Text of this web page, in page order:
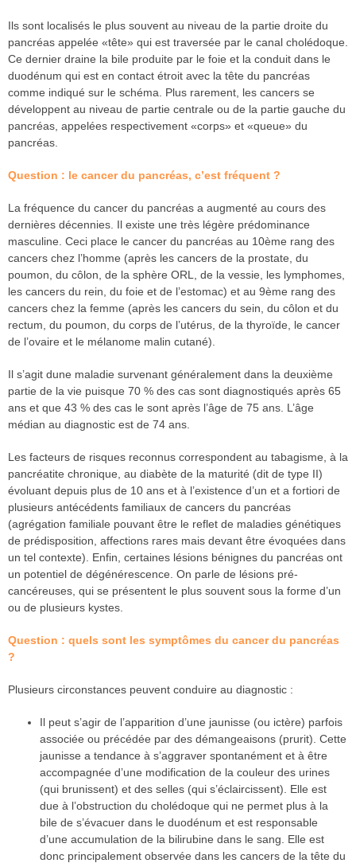
Ils sont localisés le plus souvent au niveau de la partie droite du
pancréas appelée «tête» qui est traversée par le canal cholédoque.
Ce dernier draine la bile produite par le foie et la conduit dans le
duodénum qui est en contact étroit avec la tête du pancréas
comme indiqué sur le schéma. Plus rarement, les cancers se
développent au niveau de partie centrale ou de la partie gauche du
pancréas, appelées respectivement «corps» et «queue» du
pancréas.
Question : le cancer du pancréas, c’est fréquent ?
La fréquence du cancer du pancréas a augmenté au cours des
dernières décennies. Il existe une très légère prédominance
masculine. Ceci place le cancer du pancréas au 10ème rang des
cancers chez l’homme (après les cancers de la prostate, du
poumon, du côlon, de la sphère ORL, de la vessie, les lymphomes,
les cancers du rein, du foie et de l’estomac) et au 9ème rang des
cancers chez la femme (après les cancers du sein, du côlon et du
rectum, du poumon, du corps de l’utérus, de la thyroïde, le cancer
de l’ovaire et le mélanome malin cutané).
Il s’agit dune maladie survenant généralement dans la deuxième
partie de la vie puisque 70 % des cas sont diagnostiqués après 65
ans et que 43 % des cas le sont après l’âge de 75 ans. L’âge
médian au diagnostic est de 74 ans.
Les facteurs de risques reconnus correspondent au tabagisme, à la
pancréatite chronique, au diabète de la maturité (dit de type II)
évoluant depuis plus de 10 ans et à l’existence d’un et a fortiori de
plusieurs antécédents familiaux de cancers du pancréas
(agrégation familiale pouvant être le reflet de maladies génétiques
de prédisposition, affections rares mais devant être évoquées dans
un tel contexte). Enfin, certaines lésions bénignes du pancréas ont
un potentiel de dégénérescence. On parle de lésions pré-
cancéreuses, qui se présentent le plus souvent sous la forme d’un
ou de plusieurs kystes.
Question : quels sont les symptômes du cancer du pancréas
?
Plusieurs circonstances peuvent conduire au diagnostic :
Il peut s’agir de l’apparition d’une jaunisse (ou ictère) parfois
associée ou précédée par des démangeaisons (prurit). Cette
jaunisse a tendance à s’aggraver spontanément et à être
accompagnée d’une modification de la couleur des urines
(qui brunissent) et des selles (qui s’éclaircissent). Elle est
due à l’obstruction du cholédoque qui ne permet plus à la
bile de s’évacuer dans le duodénum et est responsable
d’une accumulation de la bilirubine dans le sang. Elle est
donc principalement observée dans les cancers de la tête du